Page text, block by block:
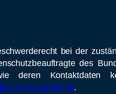
bei der
des
deren Kontaktdaten
node.html .